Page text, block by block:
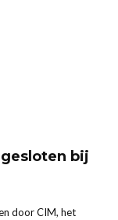
bij
door CIM, het